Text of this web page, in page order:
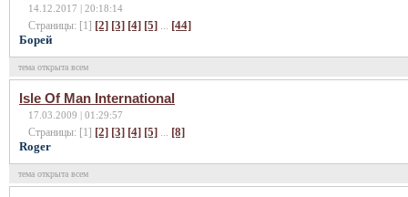
14.12.2017 | 20:18:14
Страницы: [1] [2] [3] [4] [5] ... [44]
Борей
тема открыта всем
Isle Of Man International
17.03.2009 | 01:29:57
Страницы: [1] [2] [3] [4] [5] ... [8]
Roger
тема открыта всем